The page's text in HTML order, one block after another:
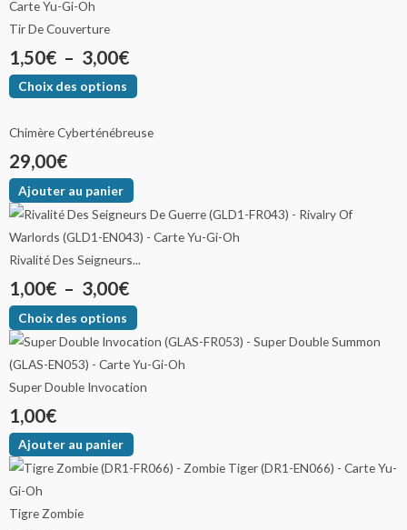
Tir De Couverture
1,50€ – 3,00€
Choix des options
Chimère Cyberténébreuse
29,00€
Ajouter au panier
Rivalité Des Seigneurs...
1,00€ – 3,00€
Choix des options
Super Double Invocation
1,00€
Ajouter au panier
Tigre Zombie